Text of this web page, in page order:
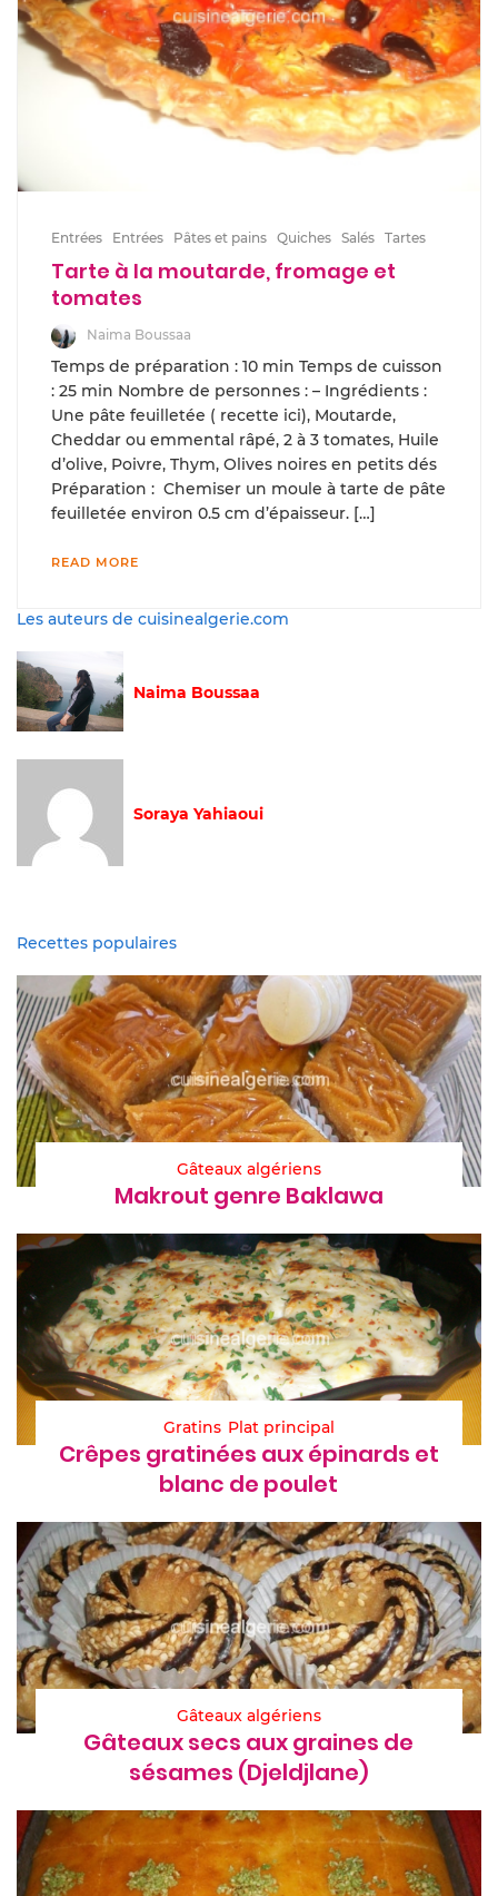
Entrées Entrées Pâtes et pains Quiches Salés Tartes
Tarte à la moutarde, fromage et
tomates
Naima Boussaa
Temps de préparation : 10 min Temps de cuisson
: 25 min Nombre de personnes : – Ingrédients :
Une pâte feuilletée ( recette ici), Moutarde,
Cheddar ou emmental râpé, 2 à 3 tomates, Huile
d’olive, Poivre, Thym, Olives noires en petits dés
Préparation : Chemiser un moule à tarte de pâte
feuilletée environ 0.5 cm d’épaisseur. […]
READ MORE
Les auteurs de cuisinealgerie.com
Naima Boussaa
Soraya Yahiaoui
Recettes populaires
Gâteaux algériens
Makrout genre Baklawa
Gratins Plat principal
Crêpes gratinées aux épinards et
blanc de poulet
Gâteaux algériens
Gâteaux secs aux graines de
sésames (Djeldjlane)